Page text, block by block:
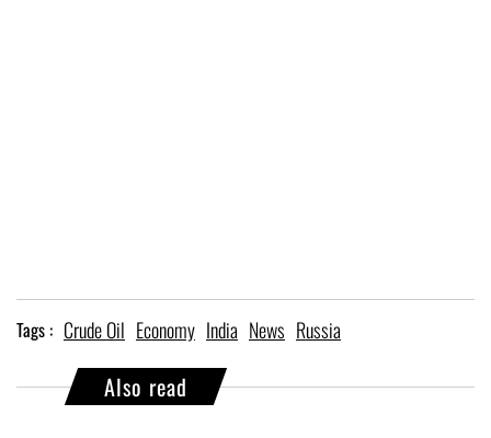
Tags : Crude Oil Economy India News Russia
Also read